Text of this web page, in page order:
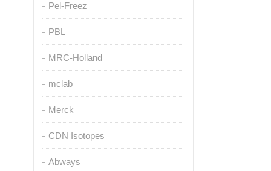
Pel-Freez
PBL
MRC-Holland
mclab
Merck
CDN Isotopes
Abways